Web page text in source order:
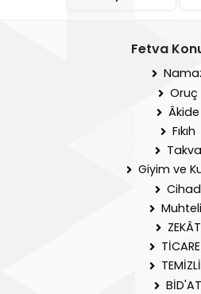
Fetva
Oruç
Âkide
Fıkıh
Takva
Giyim ve
Cihad
ZEKÂT
BİD'AT